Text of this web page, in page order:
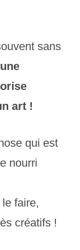
sans
art !
qui est
nourri
faire,
créatifs !